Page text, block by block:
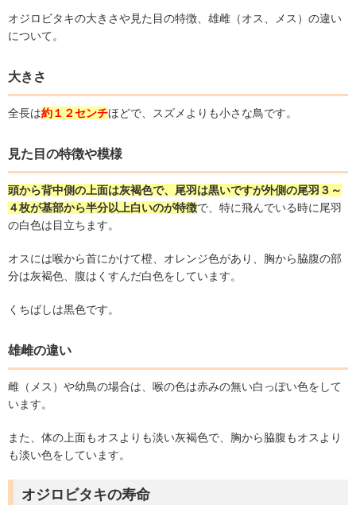
オジロビタキの大きさや見た目の特徴、雄雌（オス、メス）の違い
について。
大きさ
全長は約１２センチほどで、スズメよりも小さな鳥です。
見た目の特徴や模様
頭から背中側の上面は灰褐色で、尾羽は黒いですが外側の尾羽３～
４枚が基部から半分以上白いのが特徴で、特に飛んでいる時に尾羽
の白色は目立ちます。
オスには喉から首にかけて橙、オレンジ色があり、胸から脇腹の部
分は灰褐色、腹はくすんだ白色をしています。
くちばしは黒色です。
雄雌の違い
雌（メス）や幼鳥の場合は、喉の色は赤みの無い白っぽい色をして
います。
また、体の上面もオスよりも淡い灰褐色で、胸から脇腹もオスより
も淡い色をしています。
オジロビタキの寿命